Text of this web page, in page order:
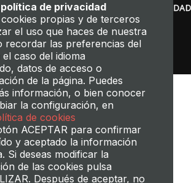
Perfil del contratanteMapa web
Política de privacidadGestión de Cookies
de privacidad
propias y de terceros
el uso que haces de nuestra
recordar las preferencias del
caso del idioma
datos de acceso o
de la página. Puedes
información, o bien conocer
la configuración, en
de cookies
ACEPTAR para confirmar
y aceptado la información
Si deseas modificar la
de las cookies pulsa
Después de aceptar, no